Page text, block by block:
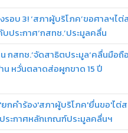
รอบ 3! ‘สภาผู้บริโภค’ขอศาลฯไ
ประกาศ‘กสทช.’ประมูลคลื่น
กสทช.’จัดสาธิตประมูล‘คลื่นมือถื
น หวั่นตลาดส่อผูกขาด 15 ปี
กคำร้อง'สภาผู้บริโภค'ยื่นขอ'ไต่
ระกาศหลักเกณฑ์ประมูลคลื่นฯ